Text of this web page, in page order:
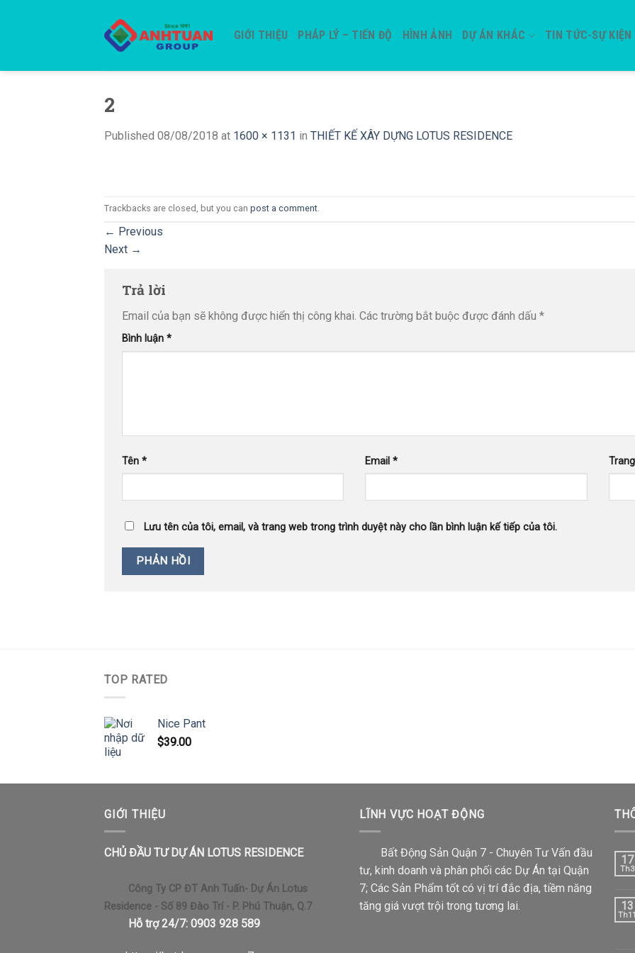
GIỚI THIỆU PHÁP LÝ – TIẾN ĐỘ HÌNH ẢNH DỰ ÁN KHÁC TIN TỨC-SỰ KIỆN
2
Published 08/08/2018 at 1600 × 1131 in THIẾT KẾ XÂY DỰNG LOTUS RESIDENCE
Trackbacks are closed, but you can post a comment
← Previous
Next →
Trả lời
Email của bạn sẽ không được hiển thị công khai. Các trường bắt buộc được đánh dấu *
Bình luận *
Tên * Email*
Lưu tên của tôi, email, và trang web trong trình duyệt này cho lần bình luận kế tiếp của tôi.
TOP RATED
Nice Pant
$39.00
GIỚI THIỆU
CHỦ ĐẦU TƯ DỰ ÁN LOTUS RESIDENCE
Công Ty CP ĐT Anh Tuấn- Dự Án Lotus
Residence - Số 89 Đào Trí - P. Phú Thuận, Q.7
Hỗ trợ 24/7: 0903 928 589
LĨNH VỰC HOẠT ĐỘNG
Bất Động Sản Quận 7 - Chuyên Tư Vấn đầu
tư, kinh doanh và phân phối các Dự Án tại Quận
7; Các Sản Phẩm tốt có vị trí đắc địa, tiềm năng
tăng giá vượt trội trong tương lai.
17
Th3
13
Th11